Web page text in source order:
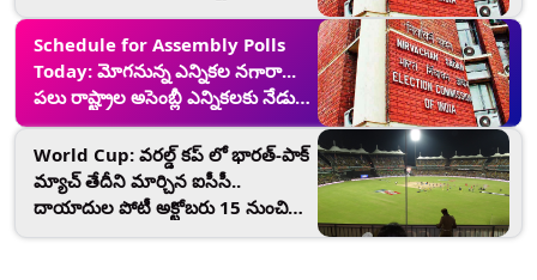
మహారాష్ట్ర, జార్ఖండ్ అసెంబ్లీ ఎన్నికలకు
నేడే మోగనున్న నగారా
Schedule for Assembly Polls
Today: మోగనున్న ఎన్నికల నగారా...
పలు రాష్ట్రాల అసెంబ్లీ ఎన్నికలకు నేడు
షెడ్యూల్ ప్రకటించనున్న ఈసీ
World Cup: వరల్డ్ కప్ లో భారత్-పాక్
మ్యాచ్ తేదీని మార్చిన ఐసీసీ..
దాయాదుల పోటీ అక్టోబరు 15 నుంచి